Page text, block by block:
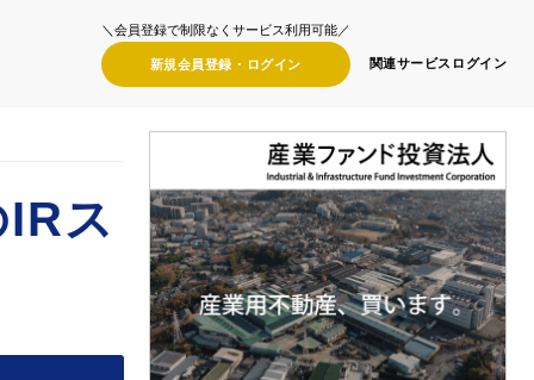
＼会員登録で制限なくサービス利用可能／
新規会員登録・ ログイン 関連サービス ログイン
ス